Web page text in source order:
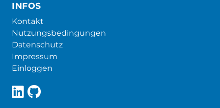
INFOS
Kontakt
Nutzungsbedingungen
Datenschutz
Impressum
Einloggen